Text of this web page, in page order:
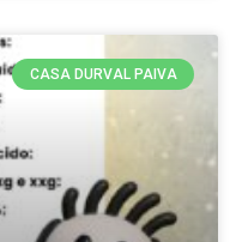
CASA DURVAL PAIVA